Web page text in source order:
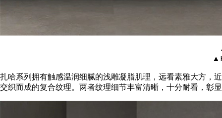
扎哈系列拥有触感温润细腻的浅雕凝脂肌理，远看素雅大方，
交织而成的复合纹理。两者纹理细节丰富清晰，十分耐看，彰